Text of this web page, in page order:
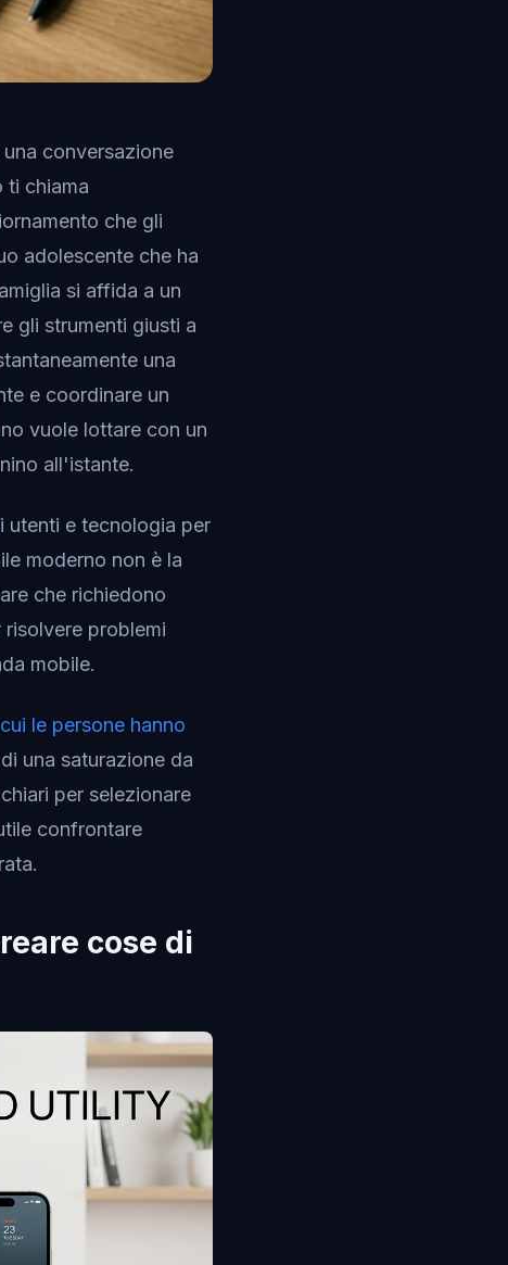
conversazione
ti chiama
che gli
adolescente che ha
si affida a un
gli strumenti giusti a
una
e coordinare un
vuole lottare con un
all'istante.
utenti e tecnologia per
moderno non è la
che richiedono
problemi
mobile.
le persone hanno
una saturazione da
per selezionare
confrontare
cose di